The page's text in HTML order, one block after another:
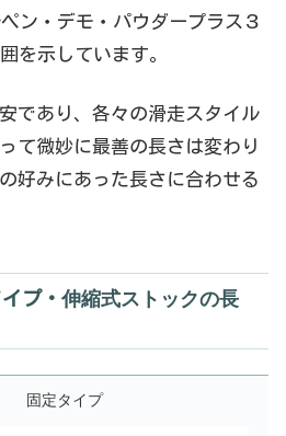
ン・デモ・パウダープラス３
を示しています。
であり、各々の滑走スタイル
て微妙に最善の長さは変わり
好みにあった長さに合わせる
プ・伸縮式ストックの長
固定タイプ